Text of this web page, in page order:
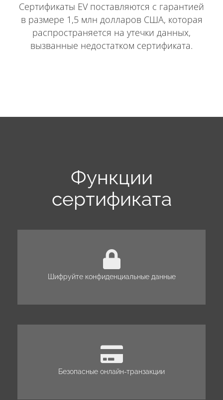
Сертификаты EV поставляются с гарантией
в размере 1,5 млн долларов США, которая
распространяется на утечки данных,
вызванные недостатком сертификата.
Функции
сертификата
Шифруйте конфиденциальные данные
Безопасные онлайн-транзакции